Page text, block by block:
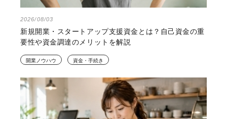
2026/08/03
新規開業・スタートアップ支援資金とは？自己資金の重
要性や資金調達のメリットを解説
開業ノウハウ 資金・手続き